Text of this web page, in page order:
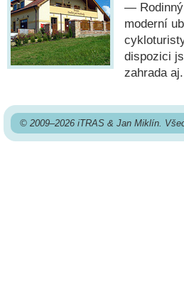
— Rodinný
moderní
dispozici
zahrada aj.
© 2009–2026 iTRAS & Jan Miklín.